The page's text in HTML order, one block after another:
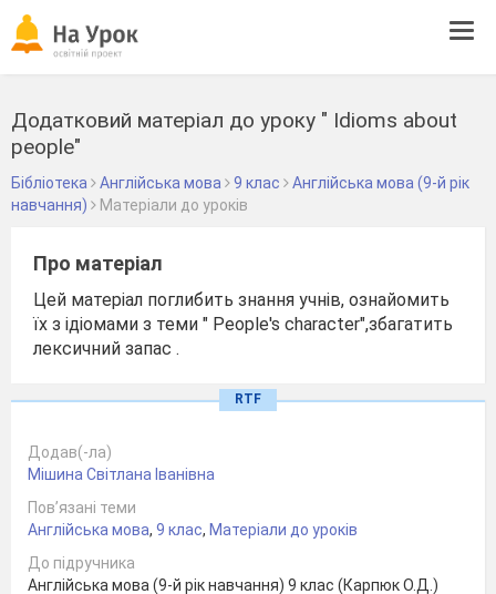
Додатковий матеріал до уроку " Idioms about
people"
Бібліотека Англійська мова 9 клас
Англійська мова (9-й рік
навчання)
Матеріали до уроків
Про матеріал
Цей матеріал поглибить знання учнів, ознайомить
їх з ідіомами з теми " People's character",збагатить
лексичний запас .
RTF
Додав(-ла)
Мішина Світлана Іванівна
Пов’язані теми
Англійська мова, 9 клас, Матеріали до уроків
До підручника
Англійська мова (9-й рік навчання) 9 клас (Карпюк О.Д.)